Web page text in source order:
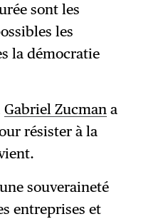
sont les
les
la démocratie
Gabriel Zucman a
résister à la
souveraineté
entreprises et